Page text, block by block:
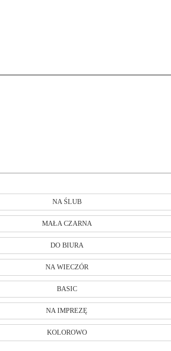
NA ŚLUB
MAŁA CZARNA
DO BIURA
NA WIECZÓR
BASIC
NA IMPREZĘ
KOLOROWO